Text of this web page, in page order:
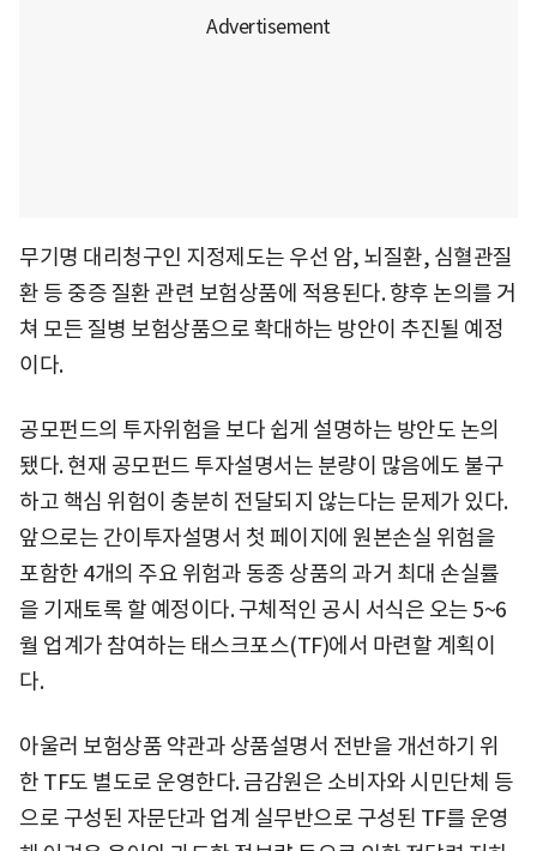
무기명 대리청구인 지정제도는 우선 암, 뇌질환, 심혈관질
환 등 중증 질환 관련 보험상품에 적용된다. 향후 논의를 거
쳐 모든 질병 보험상품으로 확대하는 방안이 추진될 예정
이다.
공모펀드의 투자위험을 보다 쉽게 설명하는 방안도 논의
됐다. 현재 공모펀드 투자설명서는 분량이 많음에도 불구
하고 핵심 위험이 충분히 전달되지 않는다는 문제가 있다.
앞으로는 간이투자설명서 첫 페이지에 원본손실 위험을
포함한 4개의 주요 위험과 동종 상품의 과거 최대 손실률
을 기재토록 할 예정이다. 구체적인 공시 서식은 오는 5~6
월 업계가 참여하는 태스크포스(TF)에서 마련할 계획이
다.
아울러 보험상품 약관과 상품설명서 전반을 개선하기 위
한 TF도 별도로 운영한다. 금감원은 소비자와 시민단체 등
으로 구성된 자문단과 업계 실무반으로 구성된 TF를 운영